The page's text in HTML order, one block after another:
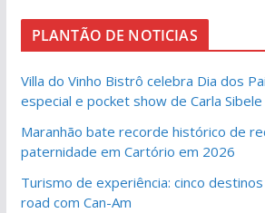
PLANTÃO DE NOTICIAS
Villa do Vinho Bistrô celebra Dia dos
especial e pocket show de Carla Sibele
Maranhão bate recorde histórico de
paternidade em Cartório em 2026
Turismo de experiência: cinco
road com Can-Am